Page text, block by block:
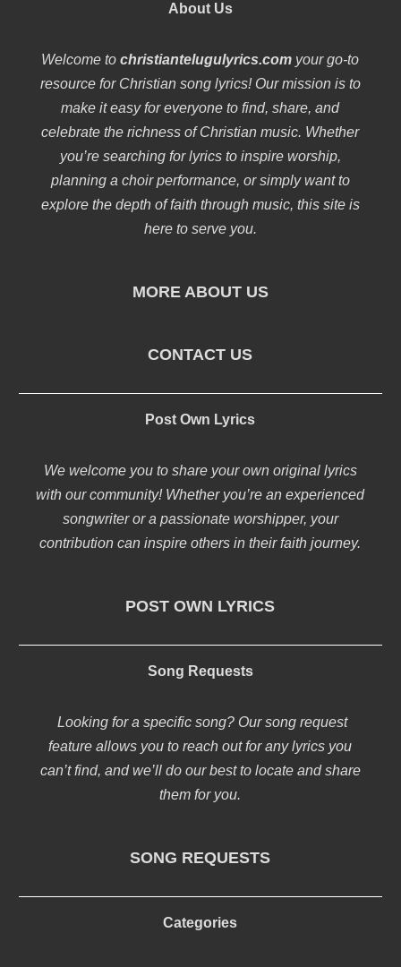
About Us
Welcome tochristiantelugulyrics.com your go-to
resource for Christian song lyrics! Our mission is to
make it easy for everyone to find, share, and
celebrate the richness of Christian music. Whether
you’re searching for lyrics to inspire worship,
planning a choir performance, or simply want to
explore the depth of faith through music, this site is
here to serve you.
MORE ABOUT US
CONTACT US
Post Own Lyrics
We welcome you to share your own original lyrics
with our community! Whether you’re an experienced
songwriter or a passionate worshipper, your
contribution can inspire others in their faith journey.
POST OWN LYRICS
Song Requests
Looking for a specific song? Our song request
feature allows you to reach out for any lyrics you
can’t find, and we’ll do our best to locate and share
them for you.
SONG REQUESTS
Categories